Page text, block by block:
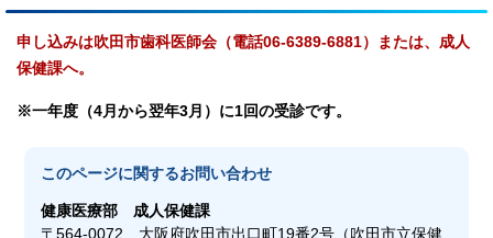
申し込みは吹田市歯科医師会（電話06-6389-6881）または、成人
保健課へ。
※一年度（4月から翌年3月）に1回の受診です。
このページに関するお問い合わせ
健康医療部成人保健課
〒564-0072 大阪府吹田市出口町19番2号（吹田市立保健